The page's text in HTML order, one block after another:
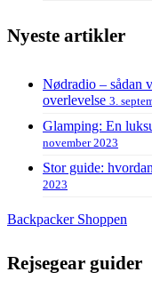
Nyeste artikler
Nødradio – sådan
overlevelse 3.
Glamping: En
november 2023
Stor guide:
2023
Backpacker Shoppen
Rejsegear guider